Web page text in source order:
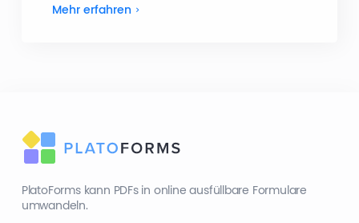
Mehr erfahren
PlatoForms kann PDFs in online ausfüllbare Formulare
umwandeln.